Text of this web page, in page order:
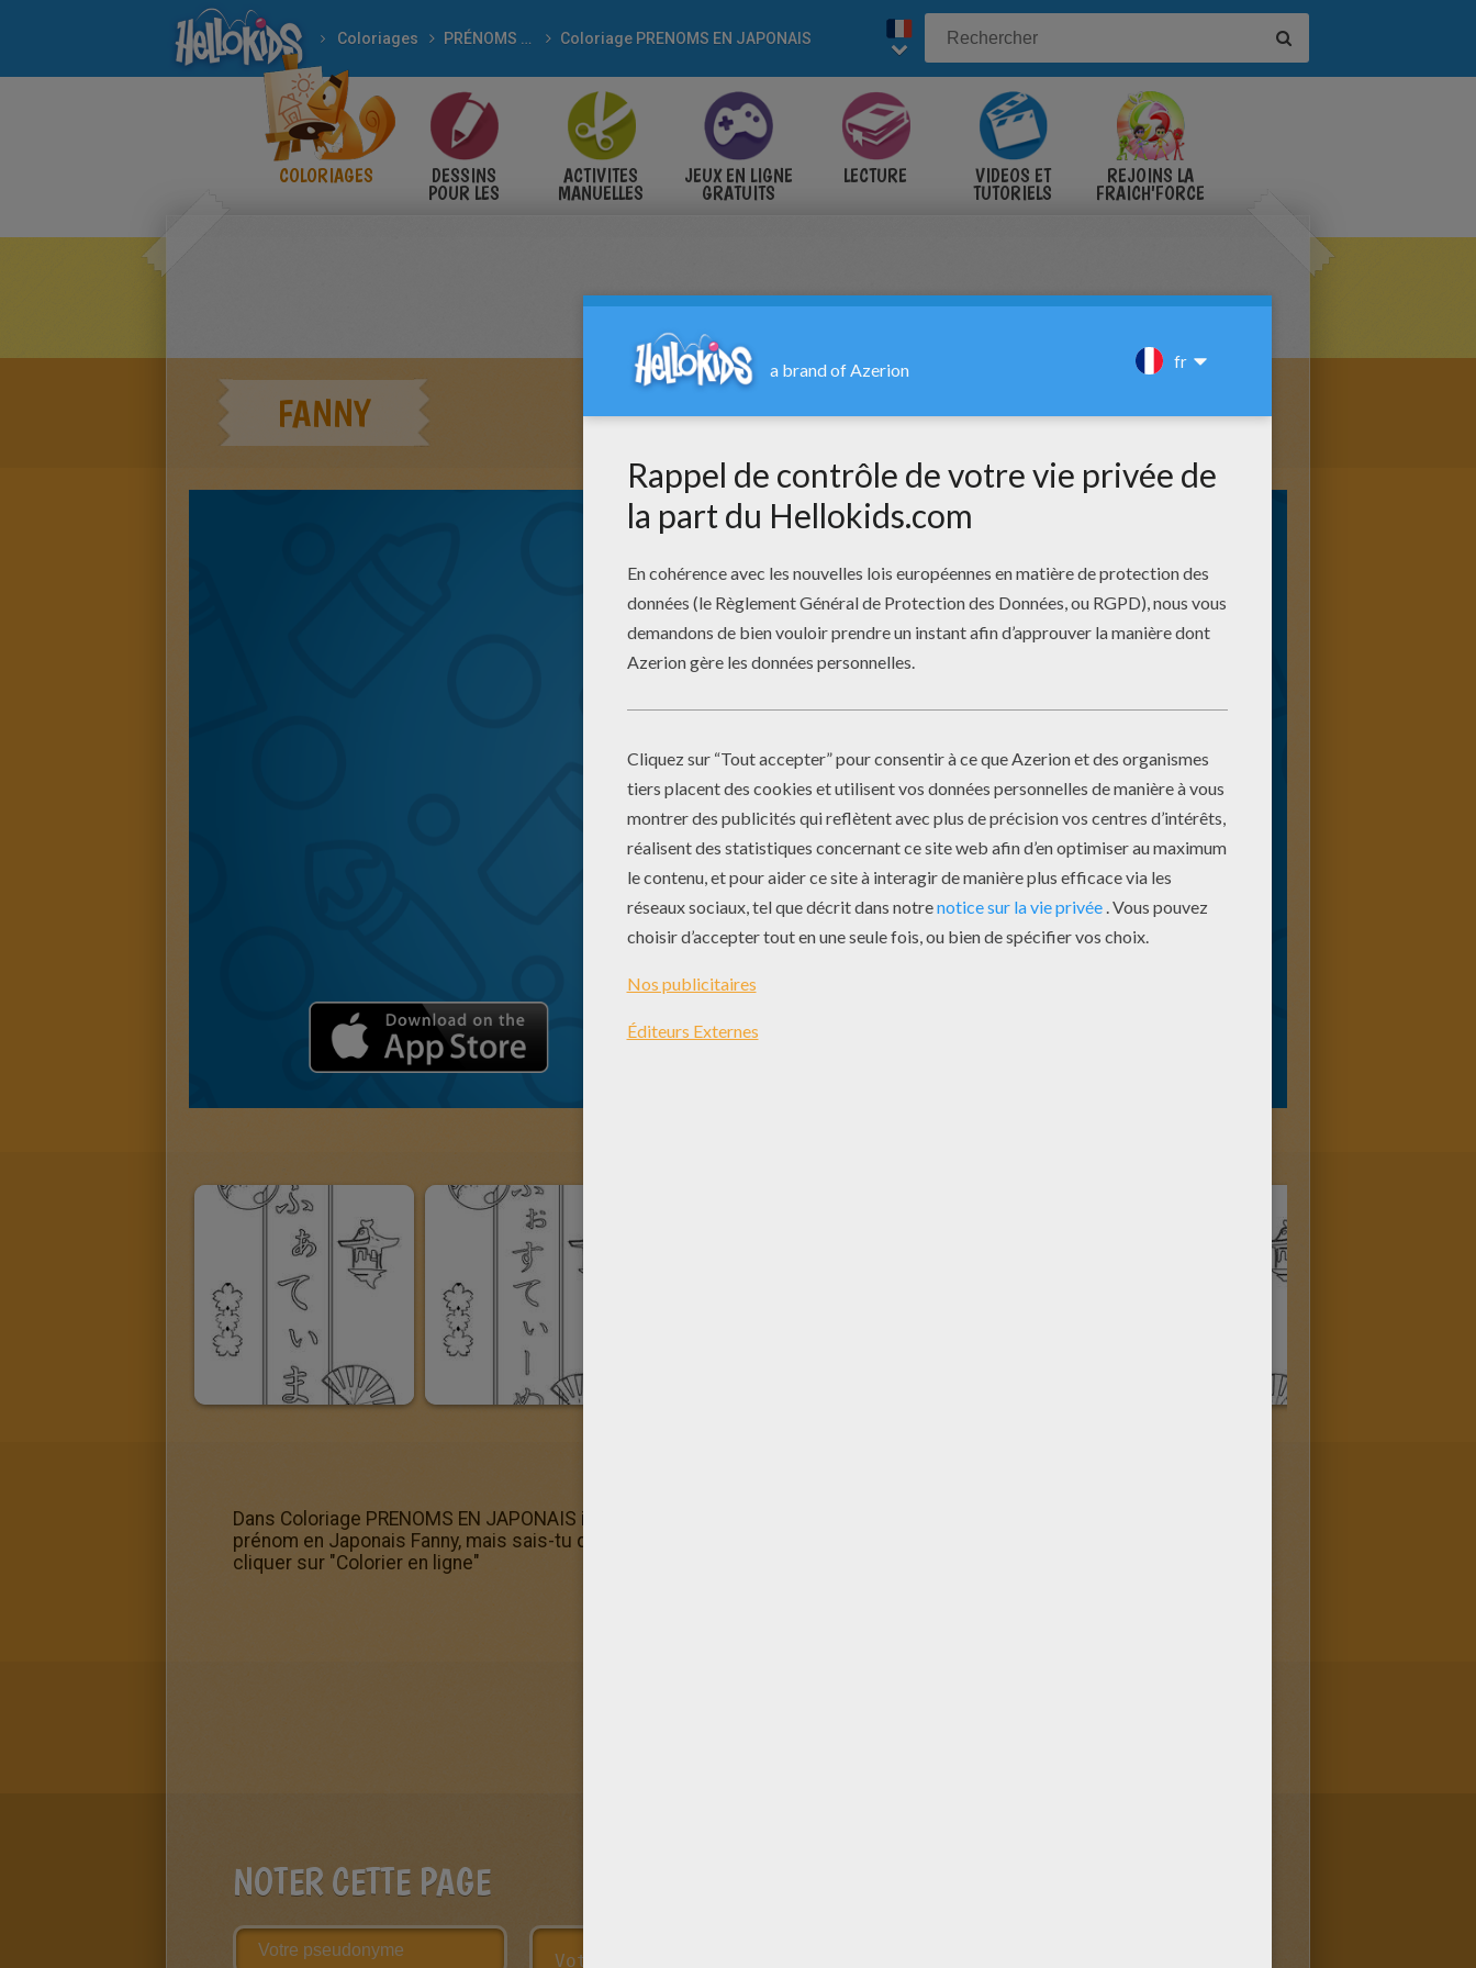
Coloriages PRÉNOMS A COLORIER Coloriage PRENOMS EN JAPONAIS
COLORIAGES DESSINS
POUR LES
ACTIVITES
MANUELLES
JEUX EN LIGNE
GRATUITS
LECTURE VIDÉOS ET
TUTORIELS
REJOINS LA
FRAICH'FORCE
FANNY
Dans Coloriage PRENOMS EN JAPONAIS il y a de nombreux prénom en Japonais Fanny gratuits. Tu vas imprimer le
prénom en Japonais Fanny, mais sais-tu que tu peux aussi le colorier en ligne avec la Machine à Colorier? Il te suffit de
cliquer sur "Colorier en ligne"
NOTER CETTE PAGE